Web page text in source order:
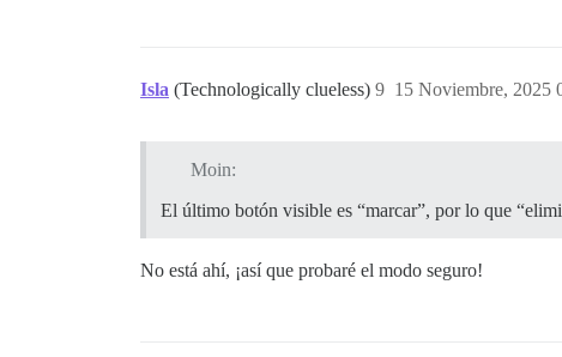
Isla (Technologically clueless) 15 Noviembre, 2025
9
Moin:
El último botón visible es “marcar”, por lo que
No está ahí, ¡así que probaré el modo seguro!